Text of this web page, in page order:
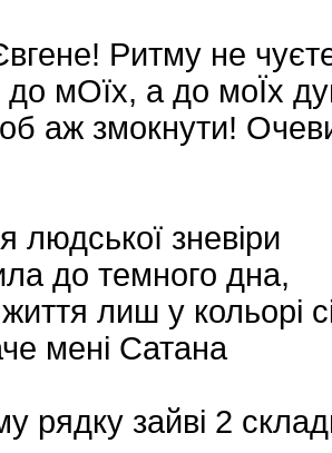
Ритму не
до мОїх, а до моЇх
аж змокнути!
людської зневіри
до темного дна,
лиш у кольорі
мені Сатана
рядку зайві 2